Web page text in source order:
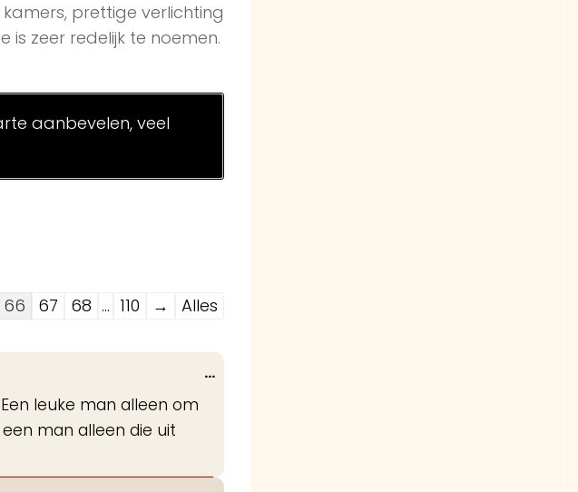
prettige verlichting
zeer redelijk te noemen.
aanbevelen, veel
66 67 68 ... 110 →
Alles
leuke man alleen om
man alleen die uit
...Wissel